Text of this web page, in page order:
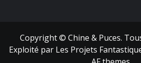
Copyright © Chine & Puces.
Exploité par Les Projets